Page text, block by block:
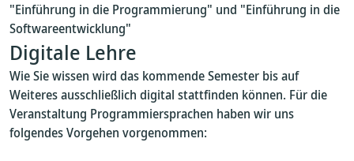
"Einführung in die Programmierung" und "Einführung in die
Softwareentwicklung"
Digitale Lehre
Wie Sie wissen wird das kommende Semester bis auf
Weiteres ausschließlich digital stattfinden können. Für die
Veranstaltung Programmiersprachen haben wir uns
folgendes Vorgehen vorgenommen: